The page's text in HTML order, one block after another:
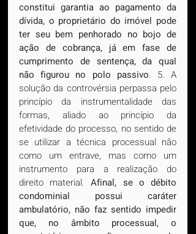
constitui garantia ao pagamento da
dívida, o proprietário do imóvel pode
ter seu bem penhorado no bojo de
ação de cobrança, já em fase de
cumprimento de sentença, da qual
não figurou no polo passivo. 5. A
solução da controvérsia perpassa pelo
princípio da instrumentalidade das
formas, aliado ao princípio da
efetividade do processo, no sentido de
se utilizar a técnica processual não
como um entrave, mas como um
instrumento para a realização do
direito material. Afinal, se o débito
condominial possui caráter
ambulatório, não faz sentido impedir
que, no âmbito processual, o